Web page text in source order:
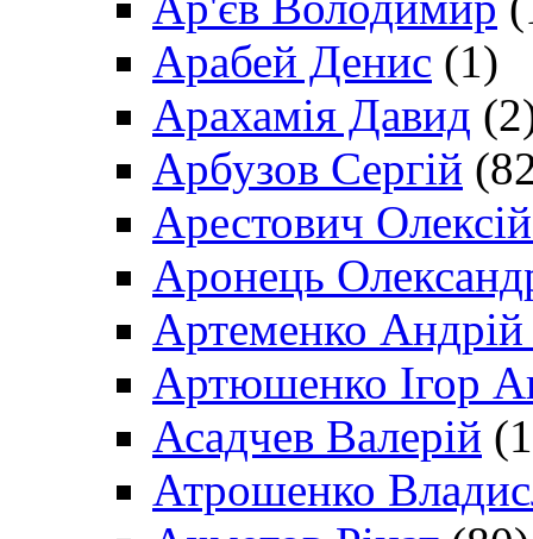
Арабей Денис (1)
Арахамія Давид
Арбузов Сергій
Арестович
Аронець
Артеменко Андрій
Артюшенко Ігор
Асадчев Валерій
Атрошенко